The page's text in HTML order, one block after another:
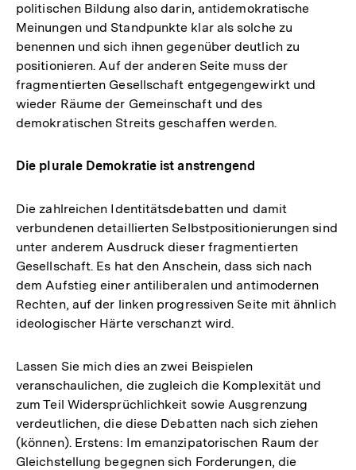
politischen Bildung also darin, antidemokratische
Meinungen und Standpunkte klar als solche zu
benennen und sich ihnen gegenüber deutlich zu
positionieren. Auf der anderen Seite muss der
fragmentierten Gesellschaft entgegengewirkt und
wieder Räume der Gemeinschaft und des
demokratischen Streits geschaffen werden.
Die plurale Demokratie ist anstrengend
Die zahlreichen Identitätsdebatten und damit
verbundenen detaillierten Selbstpositionierungen sind
unter anderem Ausdruck dieser fragmentierten
Gesellschaft. Es hat den Anschein, dass sich nach
dem Aufstieg einer antiliberalen und antimodernen
Rechten, auf der linken progressiven Seite mit ähnlich
ideologischer Härte verschanzt wird.
Lassen Sie mich dies an zwei Beispielen
veranschaulichen, die zugleich die Komplexität und
zum Teil Widersprüchlichkeit sowie Ausgrenzung
verdeutlichen, die diese Debatten nach sich ziehen
(können). Erstens: Im emanzipatorischen Raum der
Gleichstellung begegnen sich Forderungen, die